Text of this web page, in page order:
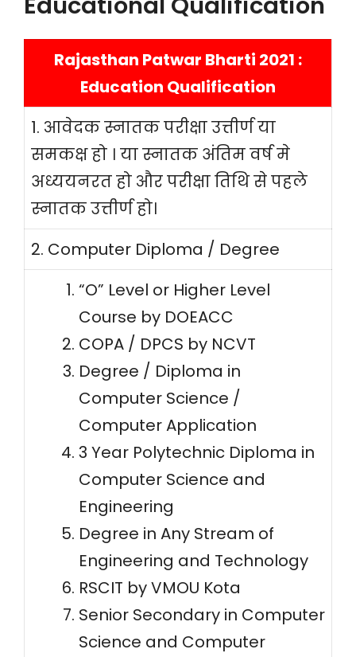
Rajasthan Patwar Bharti 2021 :
Education Qualification
1. आवेदक स्नातक परीक्षा उत्तीर्ण या
समकक्ष हो । या स्नातक अंतिम वर्ष मे
अध्ययनरत हो और परीक्षा तिथि से पहले
स्नातक उत्तीर्ण हो।
2. Computer Diploma / Degree
“O” Level or Higher Level
Course by DOEACC
COPA / DPCS by NCVT
Degree / Diploma in
Computer Science /
Computer Application
3 Year Polytechnic Diploma in
Computer Science and
Engineering
Degree in Any Stream of
Engineering and Technology
RSCIT by VMOU Kota
Senior Secondary in Computer
Science and Computer